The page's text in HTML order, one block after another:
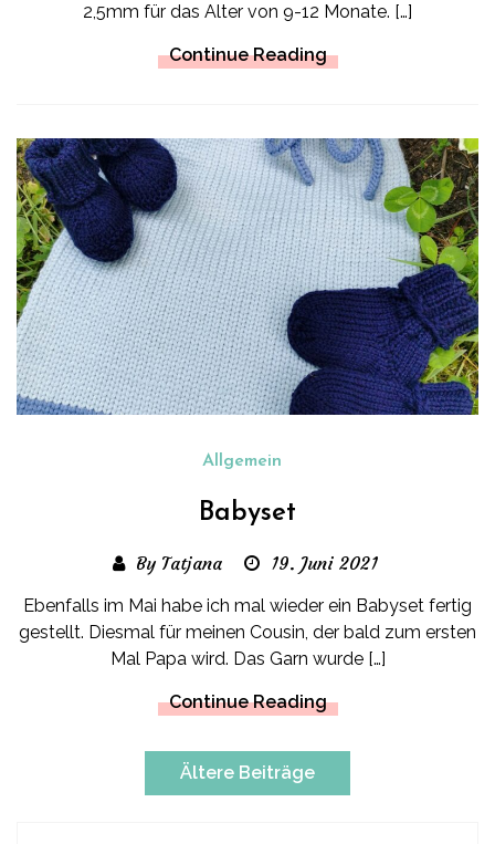
2,5mm für das Alter von 9-12 Monate. […]
Continue Reading
Allgemein
Babyset
By Tatjana 19. Juni 2021
Ebenfalls im Mai habe ich mal wieder ein Babyset fertig
gestellt. Diesmal für meinen Cousin, der bald zum ersten
Mal Papa wird. Das Garn wurde […]
Continue Reading
BeitragsnavigationÄltere Beiträge